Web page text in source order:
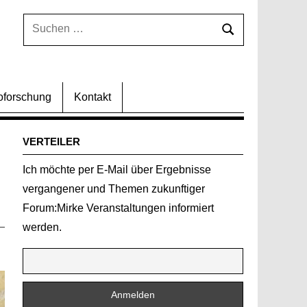
Suchen
Suchen
Kontakt
VERTEILER
Ich möchte per E-Mail über Ergebnisse
vergangener und Themen zukunftiger
Forum:Mirke Veranstaltungen informiert
werden.